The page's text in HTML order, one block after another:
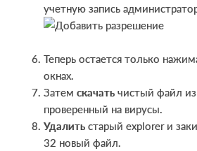
учетную запись
Теперь остается только
окнах.
Затемскачатьчистый файл
проверенный на вирусы.
Удалитьстарый explorer и
32 новый файл.